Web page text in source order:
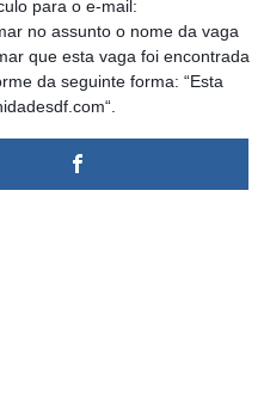
para o e-mail:
no assunto o nome da vaga
que esta vaga foi encontrada
da seguinte forma: “Esta